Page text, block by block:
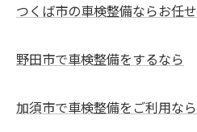
つくば市の車検整備ならお任せ
野田市で車検整備をするなら
加須市で車検整備をご利用なら